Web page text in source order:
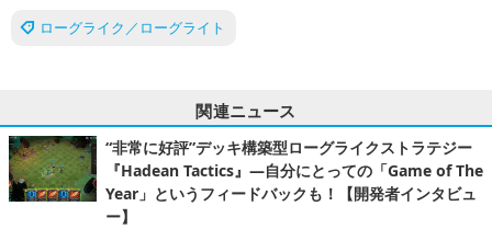
ローグライク／ローグライト
関連ニュース
“非常に好評”デッキ構築型ローグライクストラテジー
『Hadean Tactics』―自分にとっての「Game of The
Year」というフィードバックも！【開発者インタビュ
ー】